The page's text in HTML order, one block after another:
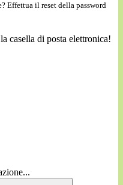
Effettua il reset della password
casella di posta elettronica!